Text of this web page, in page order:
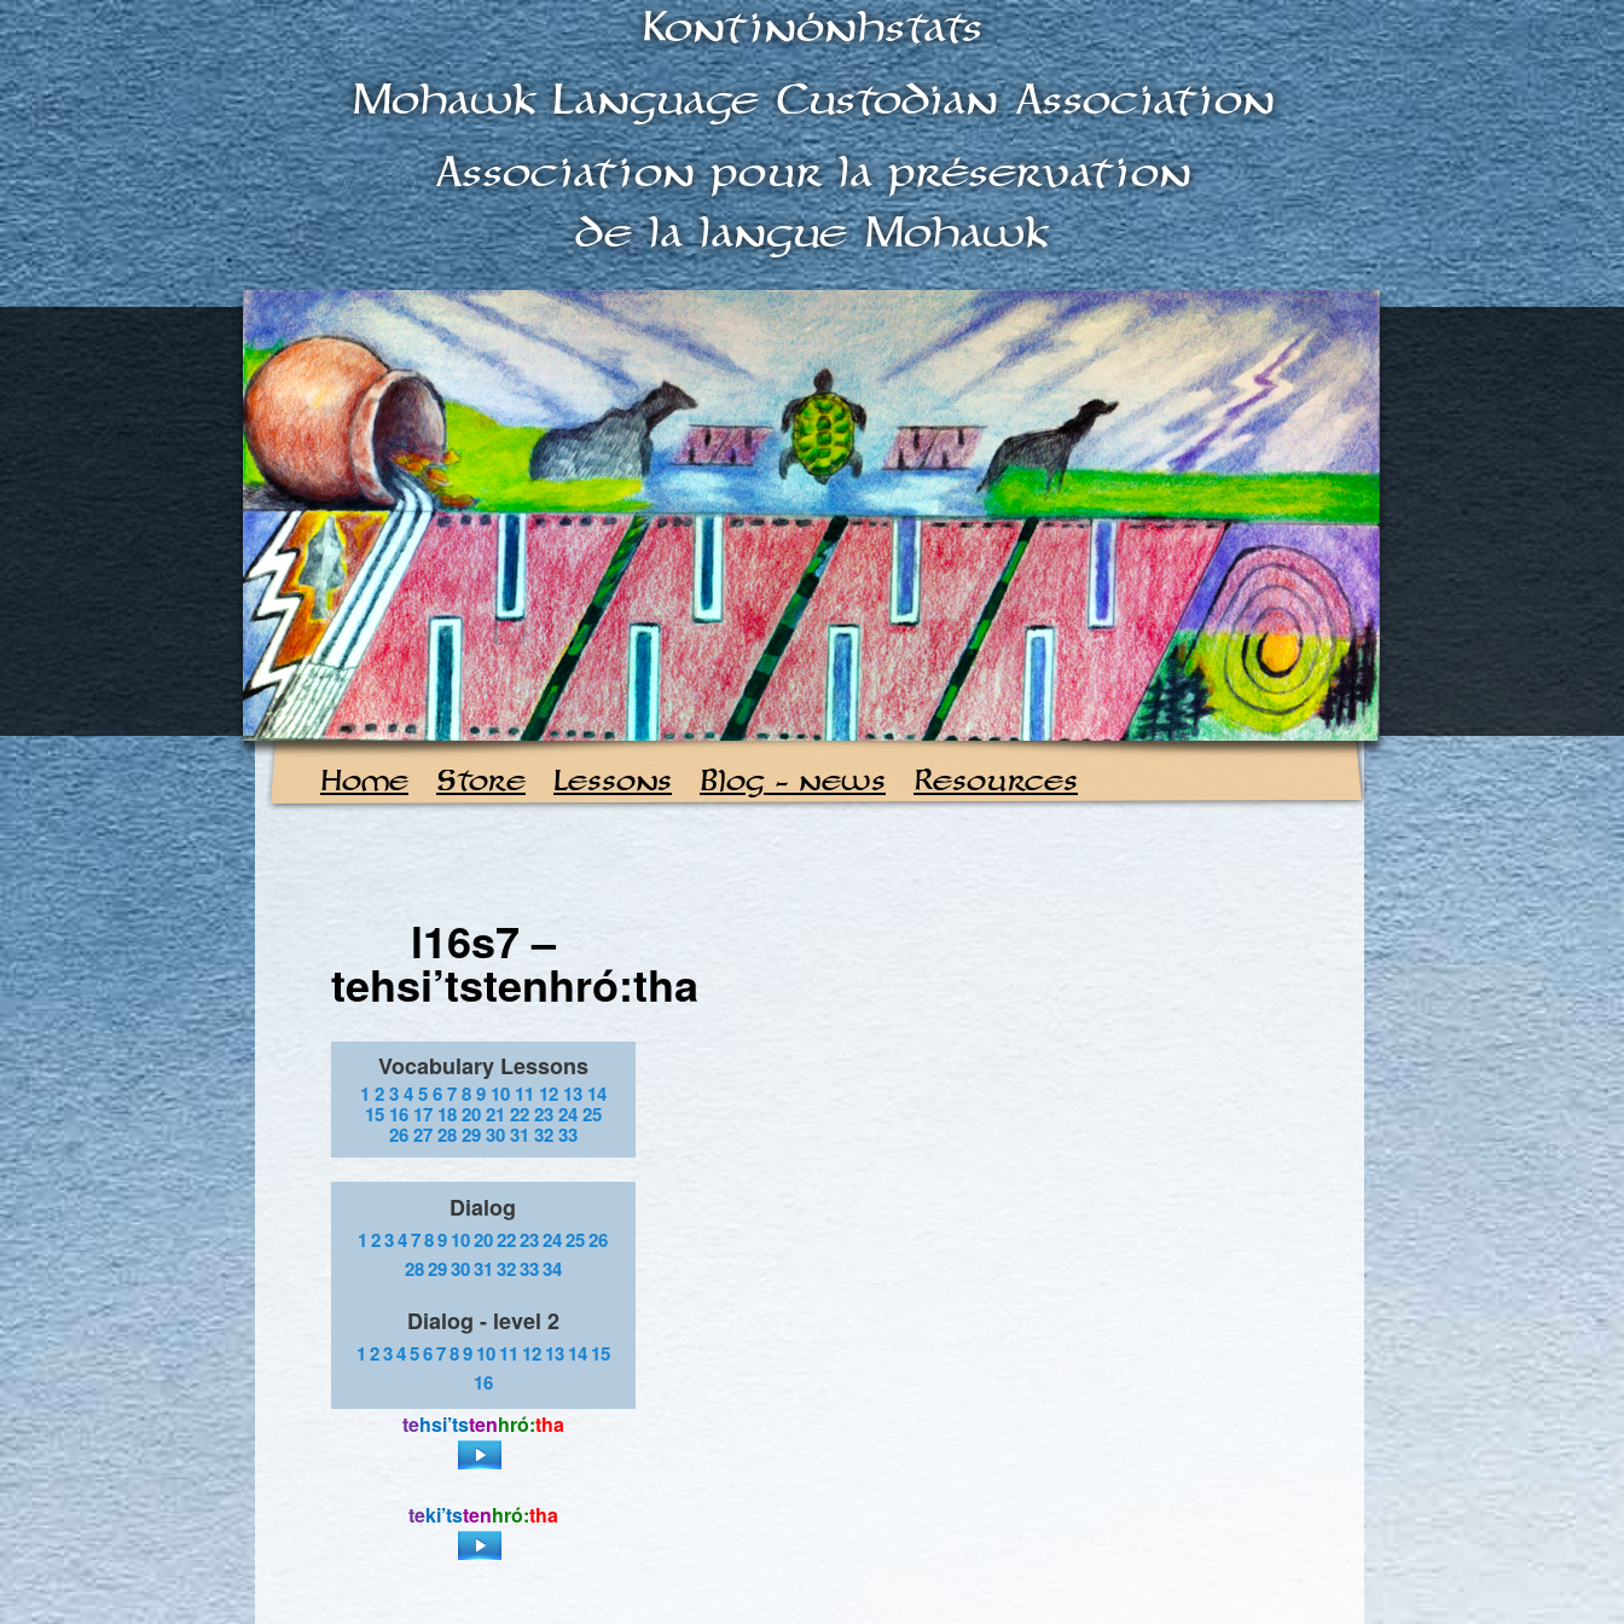
Kontinónhstats
Mohawk Language Custodian Association
Association pour la préservation
de la langue Mohawk
Home Store Lessons Blog – news Resources
l16s7 –
tehsi’tstenhró:tha
Vocabulary Lessons
1 23456789 10 11 12 13 14
15 16 17 182021 22232425
262728293031 3233
Dialog
1 23478910202223242526
28293031 323334
Dialog - level 2
1 234567891011 12131415
16
tehsi’tstenhró:tha
teki’tstenhró:tha